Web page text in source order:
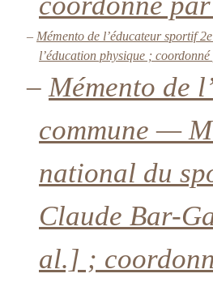
– Mémento de l’éducateur sportif
l’éducation physique ;
–Mémento de
commune —
national du
Claude Bar-
al.] ;